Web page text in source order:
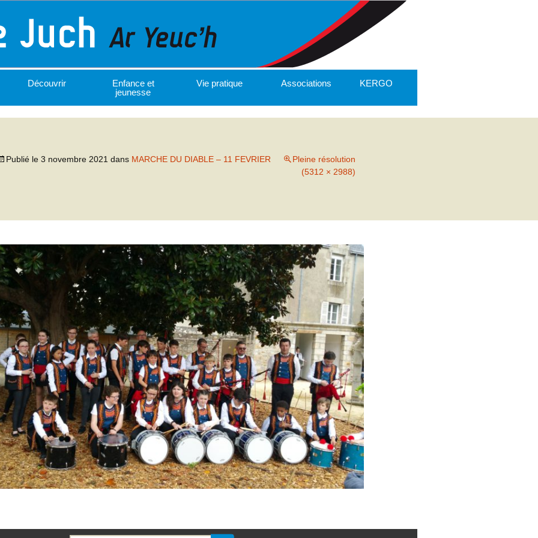
Découvrir
Enfance et
jeunesse
Vie pratique Associations KERGO
Publié le 3 novembre 2021 dans MARCHE DU DIABLE – 11 FEVRIER
Pleine résolution
(5312 × 2988)